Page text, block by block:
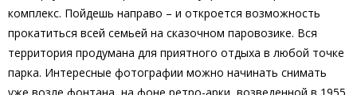
комплекс. Пойдешь направо – и откроется возможность
прокатиться всей семьей на сказочном паровозике. Вся
территория продумана для приятного отдыха в любой точке
парка. Интересные фотографии можно начинать снимать